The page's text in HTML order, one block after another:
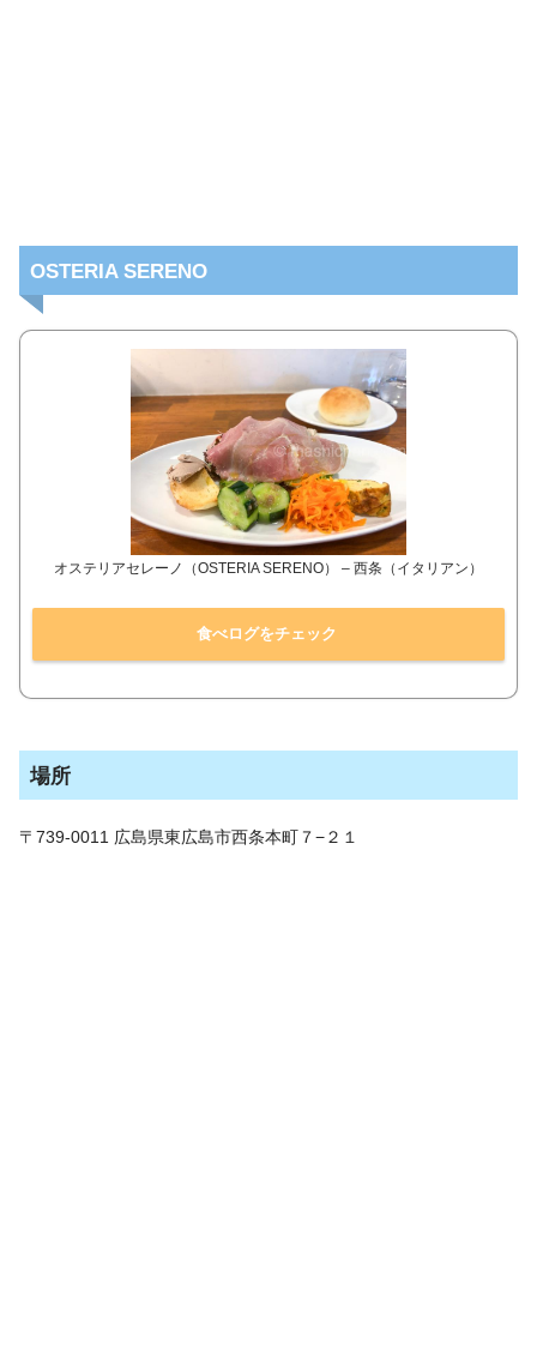
OSTERIA SERENO
オステリアセレーノ（OSTERIA SERENO） – 西条（イタリアン）
食べログをチェック
場所
〒739-0011 広島県東広島市西条本町７−２１